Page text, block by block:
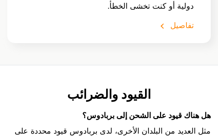
دولية أو كنت تخشى الخطأ.
تفاصيل
القيود والضرائب
هل هناك قيود على الشحن إلى بربادوس؟
مثل العديد من البلدان الأخرى، لدى بربادوس قيود محددة على